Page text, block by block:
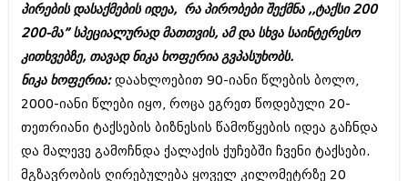
კალეიდოსკოპი
ჰოროსკოპი და შეუცნობელი
კრიმინალი
რომანი და დეტექტივი
სახალისო ამბები
შოუბიზნესი
რომანი და დეტექტივი
სახალისო ამბები
შოუბიზნესი
დაიჯესტი
ქალი და მამაკაცი
პირების დასაქმების იდეა, რა პირობები შექმნა ,,ტაქსი 200
200-მა” სპეციალურად მათთვის, ამ და სხვა საინტერესო
კითხვებზე, თავად ნიკა ხოფერია გვპასუხობს.
ნიკა ხოფერია:დაახლოებით 90-იანი წლების ბოლო,
2000-იანი წლები იყო, როცა ეგრეთ წოდებული 20-
თეთრიანი ტაქსების ბიზნესის წამოწყების იდეა გაჩნდა
და მალევე გამოჩნდა ქალაქის ქუჩებში ჩვენი ტაქსები.
მგზავრობის ღირებულება ყოველ კილომეტრზე 20